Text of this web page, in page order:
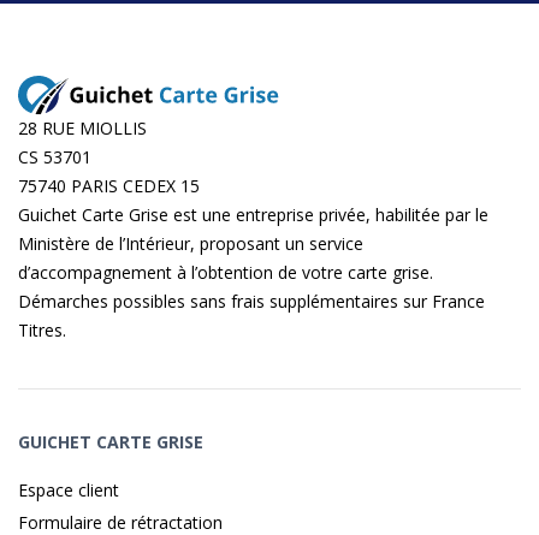
28 RUE MIOLLIS
CS 53701
75740 PARIS CEDEX 15
Guichet Carte Grise est une entreprise privée, habilitée par le
Ministère de l’Intérieur, proposant un service
d’accompagnement à l’obtention de votre carte grise.
Démarches possibles sans frais supplémentaires sur France
Titres.
GUICHET CARTE GRISE
Espace client
Formulaire de rétractation